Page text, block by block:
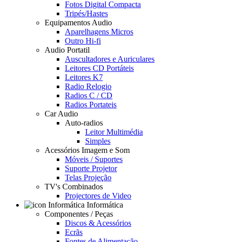
Fotos Digital Compacta
Tripés/Hastes
Equipamentos Audio
Aparelhagens Micros
Outro Hi-fi
Audio Portatil
Auscultadores e Auriculares
Leitores CD Portáteis
Leitores K7
Radio Relogio
Radios C / CD
Radios Portateis
Car Audio
Auto-radios
Leitor Multimédia
Simples
Acessórios Imagem e Som
Móveis / Suportes
Suporte Projetor
Telas Projeção
TV's Combinados
Projectores de Video
Informática
Componentes / Peças
Discos & Acessórios
Ecrãs